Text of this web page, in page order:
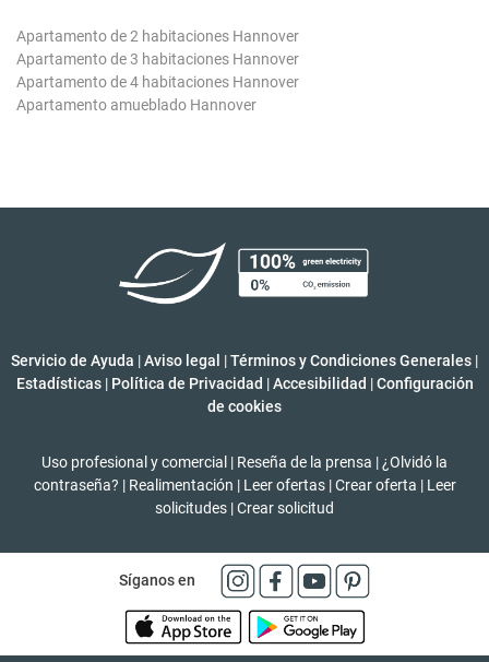
Apartamento de 2 habitaciones Hannover
Apartamento de 3 habitaciones Hannover
Apartamento de 4 habitaciones Hannover
Apartamento amueblado Hannover
Servicio de Ayuda |Aviso legal |Términos y Condiciones Generales |
Estadísticas | Política de Privacidad | Accesibilidad | Configuración
de cookies
Uso profesional y comercial | Reseña de la prensa | ¿Olvidó la
contraseña? | Realimentación | Leer ofertas | Crear oferta | Leer
solicitudes |Crear solicitud
Síganos en